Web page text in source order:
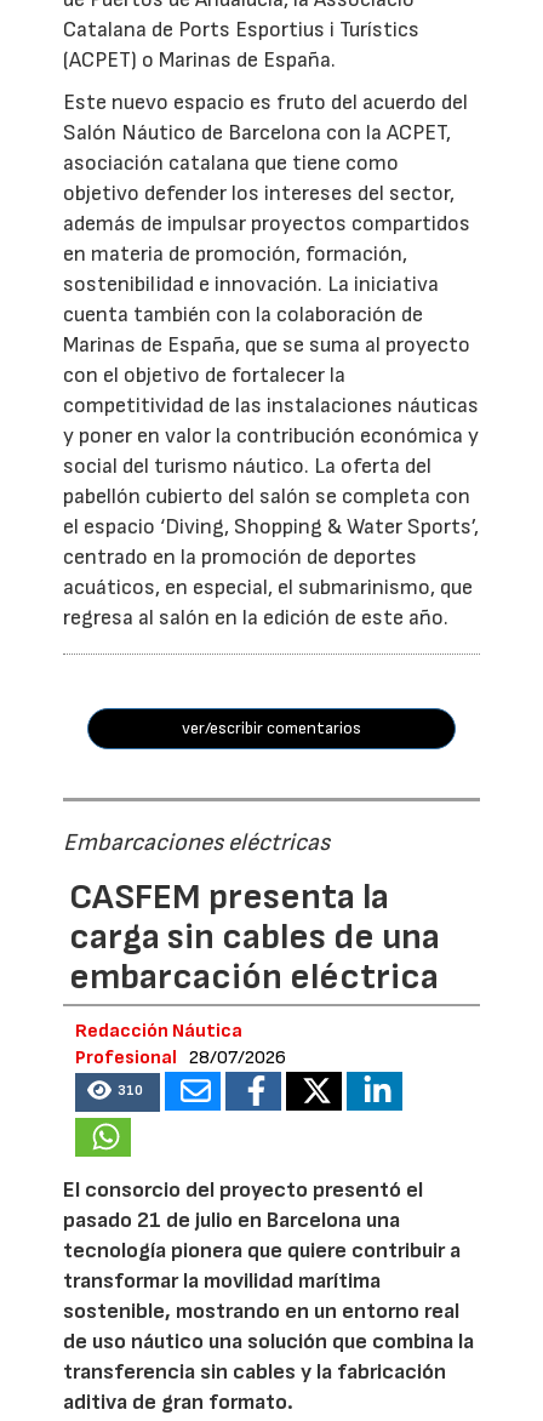
Catalana de Ports Esportius i Turístics
(ACPET) o Marinas de España.
Este nuevo espacio es fruto del acuerdo del
Salón Náutico de Barcelona con la ACPET,
asociación catalana que tiene como
objetivo defender los intereses del sector,
además de impulsar proyectos compartidos
en materia de promoción, formación,
sostenibilidad e innovación. La iniciativa
cuenta también con la colaboración de
Marinas de España, que se suma al proyecto
con el objetivo de fortalecer la
competitividad de las instalaciones náuticas
y poner en valor la contribución económica y
social del turismo náutico. La oferta del
pabellón cubierto del salón se completa con
el espacio ‘Diving, Shopping & Water Sports’,
centrado en la promoción de deportes
acuáticos, en especial, el submarinismo, que
regresa al salón en la edición de este año.
ver/escribir comentarios
Embarcaciones eléctricas
CASFEM presenta la
carga sin cables de una
embarcación eléctrica
Redacción Náutica
Profesional
28/07/2026
310
El consorcio del proyecto presentó el
pasado 21 de julio en Barcelona una
tecnología pionera que quiere contribuir a
transformar la movilidad marítima
sostenible, mostrando en un entorno real
de uso náutico una solución que combina la
transferencia sin cables y la fabricación
aditiva de gran formato.